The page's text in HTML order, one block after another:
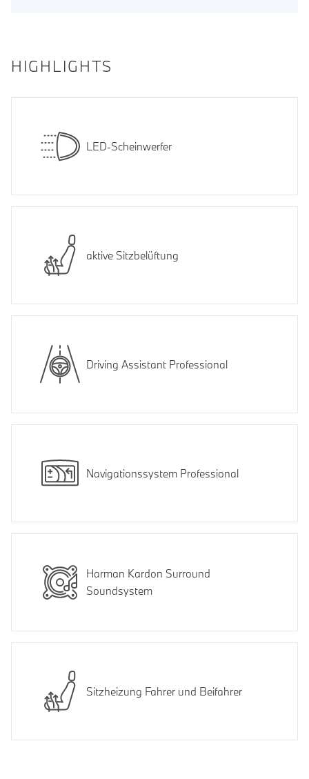
HIGHLIGHTS
LED-Scheinwerfer
aktive Sitzbelüftung
Driving Assistant Professional
Navigationssystem Professional
Harman Kardon Surround
Soundsystem
Sitzheizung Fahrer und Beifahrer